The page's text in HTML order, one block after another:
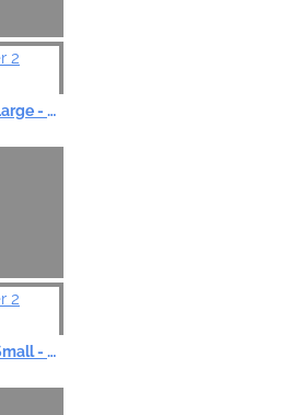
Achterwand Poster 2 Large - 100 x 50 cm
Achterwand Poster 2 Small - 60 x 30 cm